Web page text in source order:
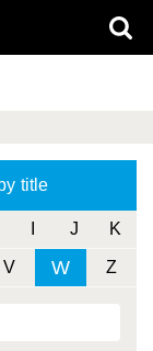
title
J K
V W Z